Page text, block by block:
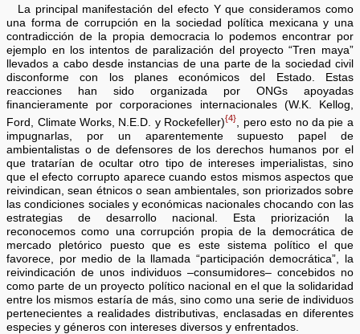
La principal manifestación del efecto Y que consideramos como
una forma de corrupción en la sociedad política mexicana y una
contradicción de la propia democracia lo podemos encontrar por
ejemplo en los intentos de paralización del proyecto “Tren maya”
llevados a cabo desde instancias de una parte de la sociedad civil
disconforme con los planes económicos del Estado. Estas
reacciones han sido organizada por ONGs apoyadas
financieramente por corporaciones internacionales (W.K. Kellog,
Ford, Climate Works, N.E.D. y Rockefeller){4}
, pero esto no da pie a
impugnarlas, por un aparentemente supuesto papel de
ambientalistas o de defensores de los derechos humanos por el
que tratarían de ocultar otro tipo de intereses imperialistas, sino
que el efecto corrupto aparece cuando estos mismos aspectos que
reivindican, sean étnicos o sean ambientales, son priorizados sobre
las condiciones sociales y económicas nacionales chocando con las
estrategias de desarrollo nacional. Esta priorización la
reconocemos como una corrupción propia de la democrática de
mercado pletórico puesto que es este sistema político el que
favorece, por medio de la llamada “participación democrática”, la
reivindicación de unos individuos –consumidores– concebidos no
como parte de un proyecto político nacional en el que la solidaridad
entre los mismos estaría de más, sino como una serie de individuos
pertenecientes a realidades distributivas, enclasadas en diferentes
especies y géneros con intereses diversos y enfrentados.